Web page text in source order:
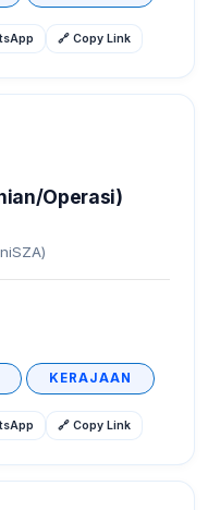
🔗 Copy Link
Operasi)
KERAJAAN
🔗 Copy Link